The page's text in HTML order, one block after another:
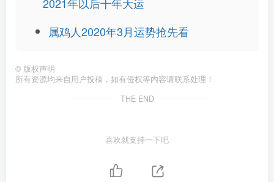
2021年以后十年大运
属鸡人2020年3月运势抢先看
© 版权声明
所有资源均来自用户投稿，如有侵权等内容请联系处理！
THE END
喜欢就支持一下吧